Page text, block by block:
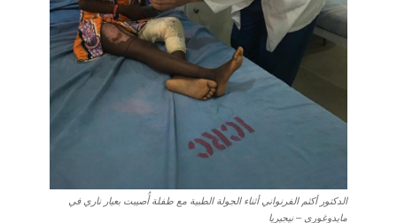
الدكتور أكثم الفرنواني أثناء الجولة الطبية مع طفلة أُصيبت بعيار ناري في
مايدوغوري – نيجيريا